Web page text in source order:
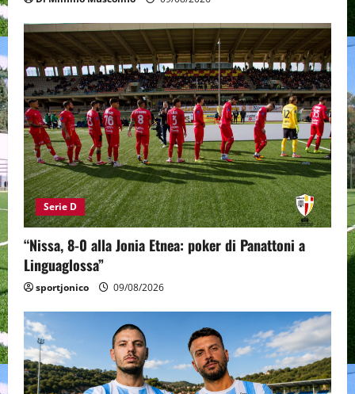
Serie D
“Nissa, 8-0 alla Jonia Etnea: poker di Panattoni a
Linguaglossa”
sportjonico 09/08/2026